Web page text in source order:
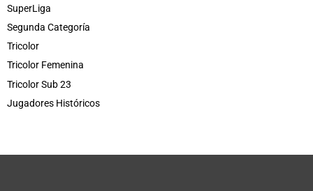
SuperLiga
Segunda Categoría
Tricolor
Tricolor Femenina
Tricolor Sub 23
Jugadores Históricos